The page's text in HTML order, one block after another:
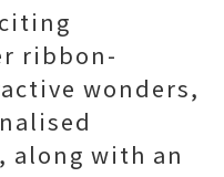
ribbon-
wonders,
along with an